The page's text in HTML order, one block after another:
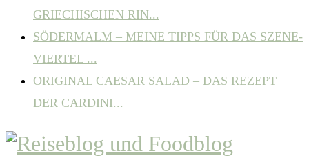
GRIECHISCHEN RIN...
SÖDERMALM – MEINE TIPPS FÜR DAS SZENE-
VIERTEL ...
ORIGINAL CAESAR SALAD – DAS REZEPT
DER CARDINI...